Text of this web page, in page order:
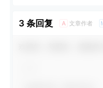
3 条回复 A 文章作者